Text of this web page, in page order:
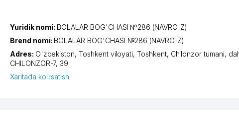
Yuridik nomi: BOLALAR BOG'CHASI №286 (NAVRO'Z)
Brend nomi: BOLALAR BOG'CHASI №286 (NAVRO'Z)
Adres: O'zbekiston,Toshkent viloyati,Toshkent, Chilonzor tumani,
CHILONZOR-7, 39
Xaritada ko'rsatish